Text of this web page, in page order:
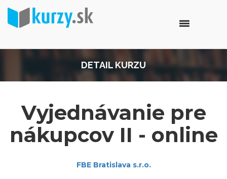
DETAIL KURZU
Vyjednávanie pre
nákupcov II - online
FBE Bratislava s.r.o.